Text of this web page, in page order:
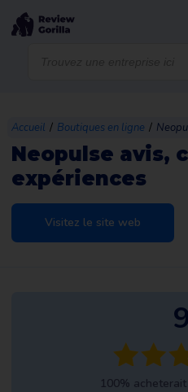
Accueil / Boutiques en ligne /
Neopulse avis,
expériences
Visitez le site web
9
100%